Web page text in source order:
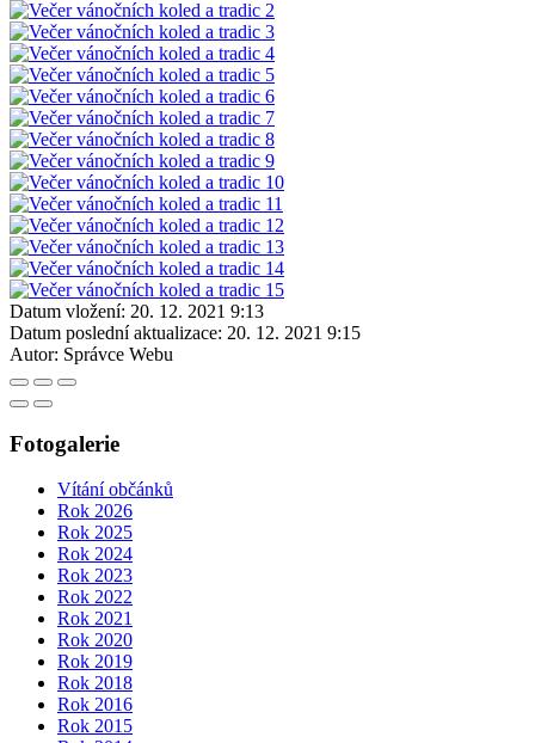
Datum vložení: 20. 12. 2021 9:13
Datum poslední aktualizace: 20. 12. 2021 9:15
Autor: Správce Webu
Fotogalerie
Vítání občánků
Rok 2026
Rok 2025
Rok 2024
Rok 2023
Rok 2022
Rok 2021
Rok 2020
Rok 2019
Rok 2018
Rok 2016
Rok 2015